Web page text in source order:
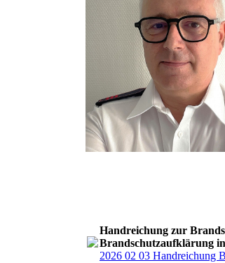
Handreichung zur
Brandschutzaufklärung
2026 02 03 Handreichung